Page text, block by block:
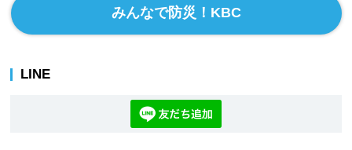
みんなで防災！KBC
LINE